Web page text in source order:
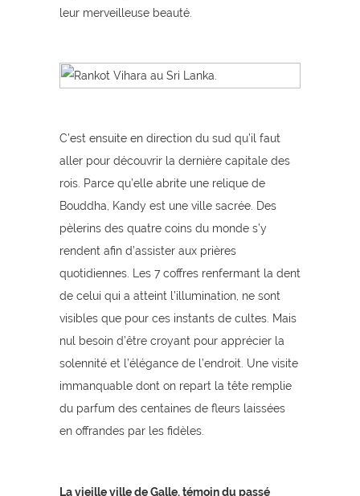
leur merveilleuse beauté.
C’est ensuite en direction du sud qu’il faut
aller pour découvrir la dernière capitale des
rois. Parce qu’elle abrite une relique de
Bouddha, Kandy est une ville sacrée. Des
pèlerins des quatre coins du monde s’y
rendent afin d’assister aux prières
quotidiennes. Les 7 coffres renfermant la dent
de celui qui a atteint l’illumination, ne sont
visibles que pour ces instants de cultes. Mais
nul besoin d’être croyant pour apprécier la
solennité et l’élégance de l’endroit. Une visite
immanquable dont on repart la tête remplie
du parfum des centaines de fleurs laissées
en offrandes par les fidèles.
La vieille ville de Galle, témoin du passé